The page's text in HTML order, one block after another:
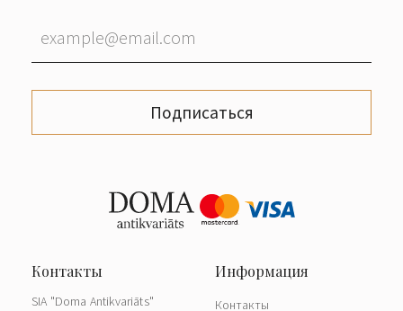
Подписаться
SIA "Doma Antikvariāts" Контакты